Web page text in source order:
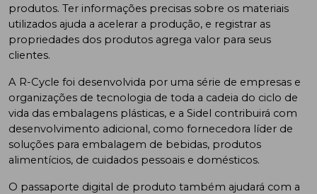
produtos. Ter informações precisas sobre os materiais
utilizados ajuda a acelerar a produção, e registrar as
propriedades dos produtos agrega valor para seus
clientes.
A R-Cycle foi desenvolvida por uma série de empresas e
organizações de tecnologia de toda a cadeia do ciclo de
vida das embalagens plásticas, e a Sidel contribuirá com
desenvolvimento adicional, como fornecedora líder de
soluções para embalagem de bebidas, produtos
alimentícios, de cuidados pessoais e domésticos.
O passaporte digital de produto também ajudará com a